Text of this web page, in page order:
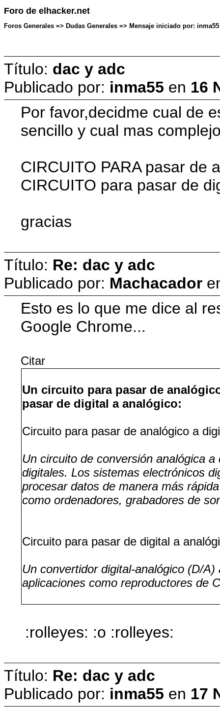
Foro de elhacker.net
Foros Generales => Dudas Generales => Mensaje iniciado por:
Título: dac y adc
Publicado por: inma55 en 16
Por favor,decidme cual de
sencillo y cual mas
CIRCUITO PARA pasar de
CIRCUITO para pasar de
gracias
Título: Re: dac y adc
Publicado por: Machacador
Esto es lo que me dice al
Google Chrome...
Citar
Un circuito para pasar de
pasar de digital a analógico:
Circuito para pasar de analógico a
Un circuito de conversión analógica
digitales. Los sistemas electrónicos
procesar datos de manera más
como ordenadores, grabadores de
Circuito para pasar de digital a
Un convertidor digital-analógico (D/
aplicaciones como reproductores de
:rolleyes: :o :rolleyes:
Título: Re: dac y adc
Publicado por: inma55 en 17